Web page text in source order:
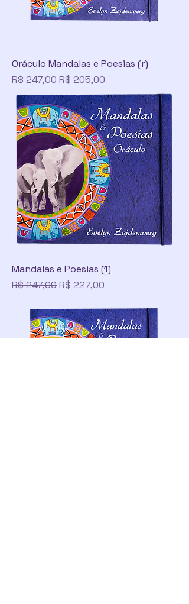
Oráculo Mandalas e Poesias (r)
Preço normal
R$ 247,00Preço promocional
R$ 205,00
Mandalas e Poesias (1)
Preço normal
R$ 247,00Preço promocional
R$ 227,00